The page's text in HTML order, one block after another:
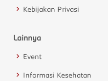
Kebijakan Privasi
Lainnya
Event
Informasi Kesehatan